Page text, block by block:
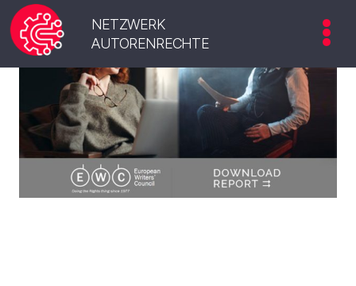
NETZWERK
AUTORENRECHTE